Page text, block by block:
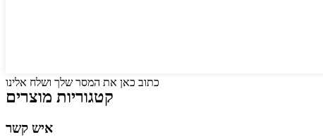
כתוב כאן את המסר שלך ושלח אלינו
קטגוריות מוצרים
איש קשר